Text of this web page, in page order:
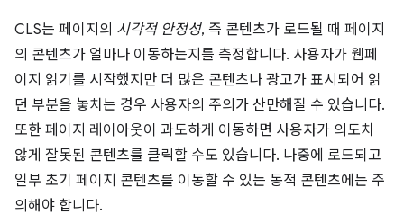
CLS는 페이지의 시각적 안정성, 즉 콘텐츠가 로드될 때 페이지
의 콘텐츠가 얼마나 이동하는지를 측정합니다. 사용자가 웹페
이지 읽기를 시작했지만 더 많은 콘텐츠나 광고가 표시되어 읽
던 부분을 놓치는 경우 사용자의 주의가 산만해질 수 있습니다.
또한 페이지 레이아웃이 과도하게 이동하면 사용자가 의도치
않게 잘못된 콘텐츠를 클릭할 수도 있습니다. 나중에 로드되고
일부 초기 페이지 콘텐츠를 이동할 수 있는 동적 콘텐츠에는 주
의해야 합니다.